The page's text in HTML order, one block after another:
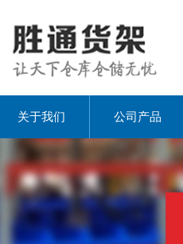
关于我们 公司产品